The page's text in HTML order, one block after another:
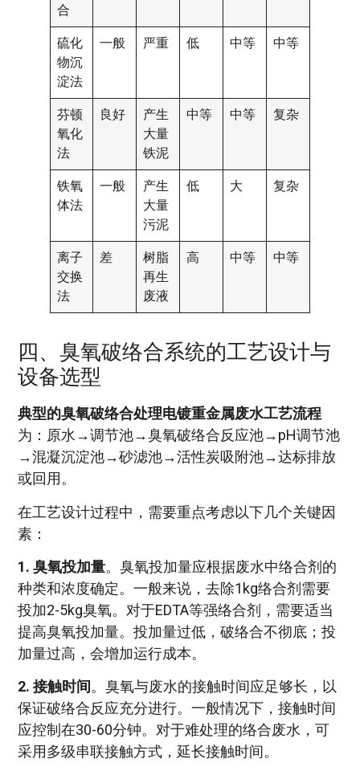
合
硫化
物沉
淀法
一般 严重 低 中等 中等
芬顿
氧化
法
良好
产生
大量
铁泥
中等 中等 复杂
铁氧
体法
一般
产生
大量
污泥
低 大 复杂
离子
交换
法
差
树脂
再生
废液
高 中等 中等
四、臭氧破络合系统的工艺设计与
设备选型
典型的臭氧破络合处理电镀重金属废水工艺流程
为：原水→调节池→臭氧破络合反应池→pH调节池
→混凝沉淀池→砂滤池→活性炭吸附池→达标排放
或回用。
在工艺设计过程中，需要重点考虑以下几个关键因
素：
1. 臭氧投加量。臭氧投加量应根据废水中络合剂的
种类和浓度确定。一般来说，去除1kg络合剂需要
投加2-5kg臭氧。对于EDTA等强络合剂，需要适当
提高臭氧投加量。投加量过低，破络合不彻底；投
加量过高，会增加运行成本。
2. 接触时间。臭氧与废水的接触时间应足够长，以
保证破络合反应充分进行。一般情况下，接触时间
应控制在30-60分钟。对于难处理的络合废水，可
采用多级串联接触方式，延长接触时间。